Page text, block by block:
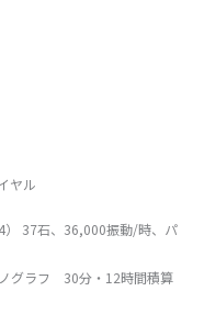
ヤル
） 37石、36,000振動/時、パ
グラフ 30分・12時間積算